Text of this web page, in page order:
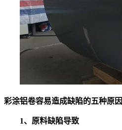
彩涂铝卷容易造成缺陷的五种原因
1、原料缺陷导致